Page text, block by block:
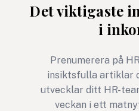
Det viktigaste
i
Prenumerera på
insiktsfulla artiklar
utvecklar ditt HR-
veckan i ett